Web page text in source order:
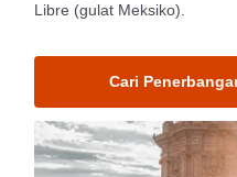
Libre (gulat Meksiko).
Cari